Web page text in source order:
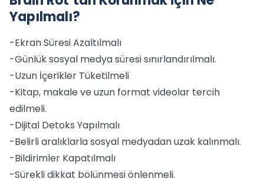
Yapılmalı?
-Ekran Süresi Azaltılmalı
-Günlük sosyal medya süresi sınırlandırılmalı.
-Uzun İçerikler Tüketilmeli
-Kitap, makale ve uzun format videolar tercih
edilmeli.
-Dijital Detoks Yapılmalı
-Belirli aralıklarla sosyal medyadan uzak kalınmalı.
-Bildirimler Kapatılmalı
-Sürekli dikkat bölünmesi önlenmeli.